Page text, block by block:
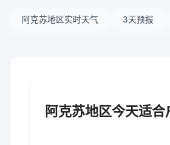
阿克苏地区实时天气 3天预报
阿克苏地区今天适